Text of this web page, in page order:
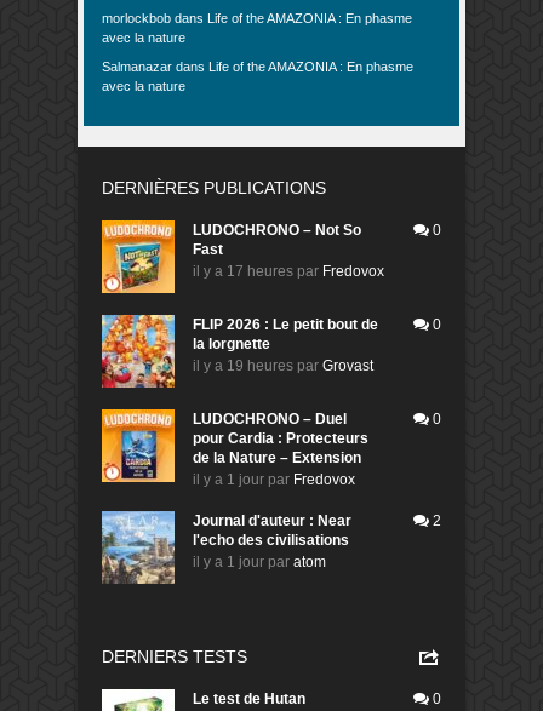
morlockbob dans Life of the AMAZONIA : En phasme
avec la nature
Salmanazar dans Life of the AMAZONIA : En phasme
avec la nature
DERNIÈRES PUBLICATIONS
LUDOCHRONO – Not So
Fast
il y a 17 heures par Fredovox
0
FLIP 2026 : Le petit bout de
la lorgnette
il y a 19 heures par Grovast
0
LUDOCHRONO – Duel
pour Cardia : Protecteurs
de la Nature – Extension
il y a 1 jour par Fredovox
0
Journal d'auteur : Near
l'echo des civilisations
il y a 1 jour par atom
2
DERNIERS TESTS
Le test de Hutan
0